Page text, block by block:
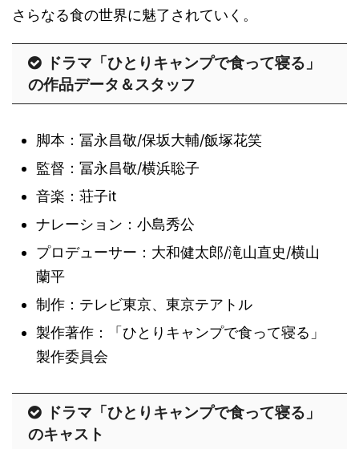
さらなる食の世界に魅了されていく。
ドラマ「ひとりキャンプで食って寝る」
の作品データ＆スタッフ
脚本：冨永昌敬/保坂大輔/飯塚花笑
監督：冨永昌敬/横浜聡子
音楽：荘子it
ナレーション：小島秀公
プロデューサー：大和健太郎/滝山直史/横山
蘭平
制作：テレビ東京、東京テアトル
製作著作：「ひとりキャンプで食って寝る」
製作委員会
ドラマ「ひとりキャンプで食って寝る」
のキャスト